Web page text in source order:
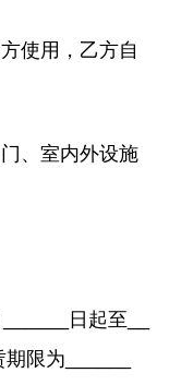
使用，乙方自
、室内外设施
日起至__
限为______